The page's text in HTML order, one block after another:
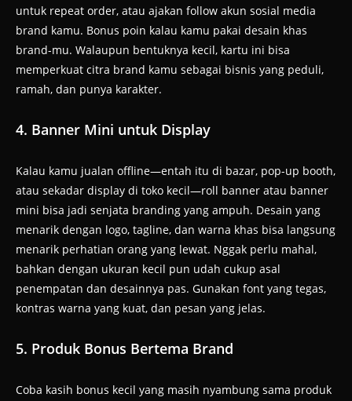
untuk repeat order, atau ajakan follow akun sosial media
brand kamu. Bonus poin kalau kamu pakai desain khas
brand-mu. Walaupun bentuknya kecil, kartu ini bisa
memperkuat citra brand kamu sebagai bisnis yang peduli,
ramah, dan punya karakter.
4. Banner Mini untuk Display
Kalau kamu jualan offline—entah itu di bazar, pop-up booth,
atau sekadar display di toko kecil—roll banner atau banner
mini bisa jadi senjata branding yang ampuh. Desain yang
menarik dengan logo, tagline, dan warna khas bisa langsung
menarik perhatian orang yang lewat. Nggak perlu mahal,
bahkan dengan ukuran kecil pun udah cukup asal
penempatan dan desainnya pas. Gunakan font yang tegas,
kontras warna yang kuat, dan pesan yang jelas.
5. Produk Bonus Bertema Brand
Coba kasih bonus kecil yang masih nyambung sama produk